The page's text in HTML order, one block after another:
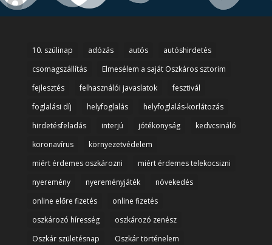
10. szülinap adózás autós
autóshirdetés
csomagszállítás
Elmesélem a saját Oszkáros sztorim
fejlesztés
felhasználói javaslatok
fesztivál
foglalási díj
helyfoglalás
helyfoglalás-korlátozás
hirdetésfeladás
interjú jótékonyság
kedvcsináló
koronavírus
környezetvédelem
miért érdemes oszkározni
miért érdemes telekocsizni
nyeremény
nyereményjáték
növekedés
online előre fizetés
online fizetés
oszkározó híresség
oszkározó zenész
Oszkár születésnap
Oszkár történelem